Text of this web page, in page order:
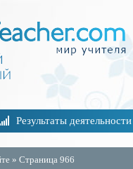
Результаты деятельности
» Страница 966